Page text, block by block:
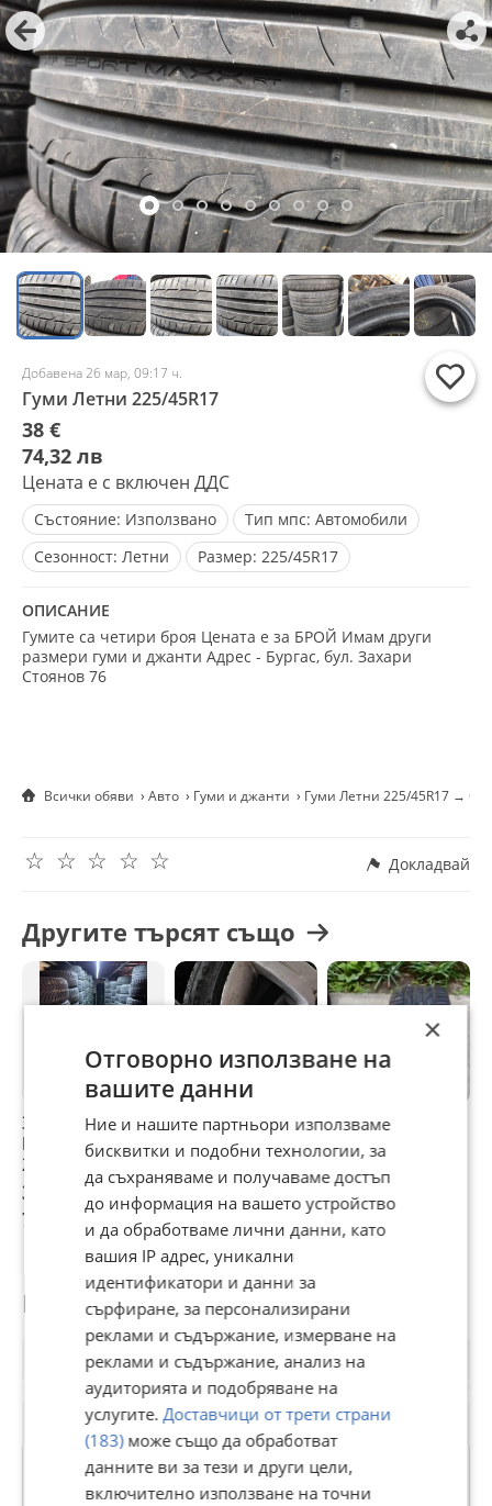
Добавена 26 мар, 09:17 ч.
Гуми Летни 225/45R17
38 €
74,32 лв
Цената е с включен ДДС
Състояние: Използвано Тип мпс: Автомобили
Сезонност: Летни Размер: 225/45R17
ОПИСАНИЕ
Гумите са четири броя Цената е за БРОЙ Имам други
размери гуми и джанти Адрес - Бургас, бул. Захари
Стоянов 76
Всички обяви Авто Гуми и джанти Гуми Летни 225/45R17 →
☆
☆
☆
☆
☆ Докладвай
Другите търсят също
ЗИМНИ И ЛЕТНИ
ГУМИ ОТ 13" ДО
22"
35,79 €
70 лв
Гуми Летни
225/45R17
35 €
68,45 лв
Гуми Летни
225/45R17
36 €
70,41 лв
Потребител
×
Отговорно използване на
вашите данни
Ние и нашите партньори използваме
бисквитки и подобни технологии, за
да съхраняваме и получаваме достъп
до информация на вашето устройство
и да обработваме лични данни, като
вашия IP адрес, уникални
идентификатори и данни за
сърфиране, за персонализирани
реклами и съдържание, измерване на
реклами и съдържание, анализ на
аудиторията и подобряване на
услугите. Доставчици от трети страни
(183)може също да обработват
данните ви за тези и други цели,
включително използване на точни